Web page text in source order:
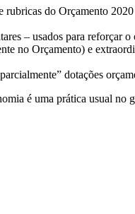
do Orçamento
– usados para reforçar
no Orçamento) e
dotações
é uma prática usual